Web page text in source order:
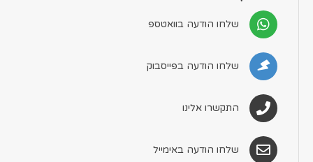
שלחו הודעה בוואטספ
שלחו הודעה בפייסבוק
התקשרו אלינו
שלחו הודעה באימייל